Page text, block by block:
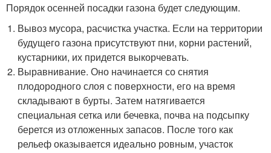
Порядок осенней посадки газона будет следующим.
Вывоз мусора, расчистка участка. Если на территории
будущего газона присутствуют пни, корни растений,
кустарники, их придется выкорчевать.
Выравнивание. Оно начинается со снятия
плодородного слоя с поверхности, его на время
складывают в бурты. Затем натягивается
специальная сетка или бечевка, почва на подсыпку
берется из отложенных запасов. После того как
рельеф оказывается идеально ровным, участок